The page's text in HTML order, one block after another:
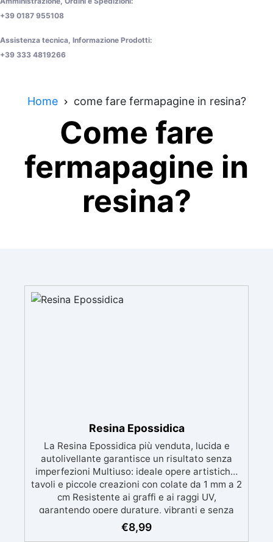
+39 0187 955108
Assistenza tecnica, Informazione Prodotti:
+39 333 4819266
Home come fare fermapagine in resina?
Come fare
fermapagine in
resina?
Resina Epossidica
La Resina Epossidica più venduta, lucida e
autolivellante garantisce un risultato senza
imperfezioni Multiuso: ideale opere artistiche,
tavoli e piccole creazioni con colate da 1 mm a 2
cm Resistente ai graffi e ai raggi UV,
garantendo opere durature, vibranti e senza
ingiallimenti nel tempo Bassa viscosità e
formula anti-bolle per risultati impeccabili,
€8,99